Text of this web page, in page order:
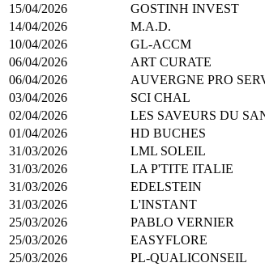
15/04/2026
GOSTINH INVEST
14/04/2026
M.A.D.
10/04/2026
GL-ACCM
06/04/2026
ART CURATE
06/04/2026
AUVERGNE PRO
03/04/2026
SCI CHAL
02/04/2026
LES SAVEURS DU
01/04/2026
HD BUCHES
31/03/2026
LML SOLEIL
31/03/2026
LA P'TITE ITALIE
31/03/2026
EDELSTEIN
31/03/2026
L'INSTANT
25/03/2026
PABLO VERNIER
25/03/2026
EASYFLORE
25/03/2026
PL-QUALICONSEIL